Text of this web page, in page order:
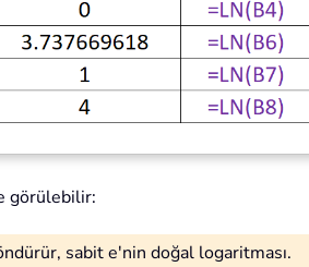
görülebilir:
sabit e'nin doğal logaritması.